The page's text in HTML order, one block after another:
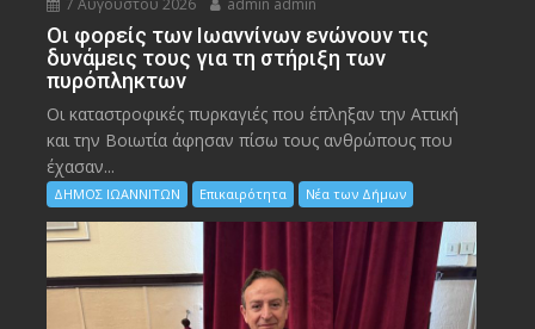
Οι φορείς των Ιωαννίνων ενώνουν τις
δυνάμεις τους για τη στήριξη των
πυρόπληκτων
Οι καταστροφικές πυρκαγιές που έπληξαν την Αττική
και την Bοιωτία άφησαν πίσω τους ανθρώπους που
έχασαν...
ΔΗΜΟΣ ΙΩΑΝΝΙΤΩΝ Επικαιρότητα Νέα των Δήμων